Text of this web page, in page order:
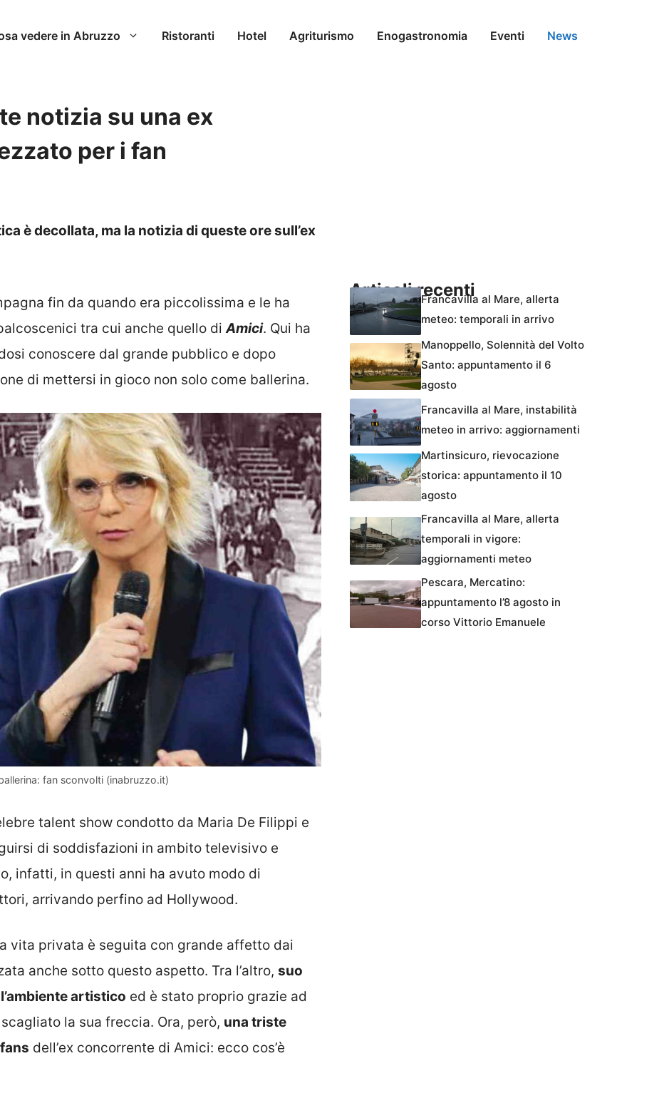
vedere in Abruzzo Ristoranti Hotel Agriturismo Enogastronomia Eventi News
notizia su una ex
per i fan
è decollata, ma la notizia di queste ore sull’ex
fin da quando era piccolissima e le ha
tra cui anche quello di Amici. Qui ha
conoscere dal grande pubblico e dopo
di mettersi in gioco non solo come ballerina.
fan sconvolti (inabruzzo.it)
talent show condotto da Maria De Filippi e
di soddisfazioni in ambito televisivo e
infatti, in questi anni ha avuto modo di
arrivando perfino ad Hollywood.
vita privata è seguita con grande affetto dai
anche sotto questo aspetto. Tra l’altro, suo
artistico ed è stato proprio grazie ad
la sua freccia. Ora, però, una triste
dell’ex concorrente di Amici: ecco cos’è
Articoli recentiFrancavilla al Mare, allerta
meteo: temporali in arrivo
Manoppello, Solennità del Volto
Santo: appuntamento il 6
agosto
Francavilla al Mare, instabilità
meteo in arrivo: aggiornamenti
Martinsicuro, rievocazione
storica: appuntamento il 10
agosto
Francavilla al Mare, allerta
temporali in vigore:
aggiornamenti meteo
Pescara, Mercatino:
appuntamento l’8 agosto in
corso Vittorio Emanuele